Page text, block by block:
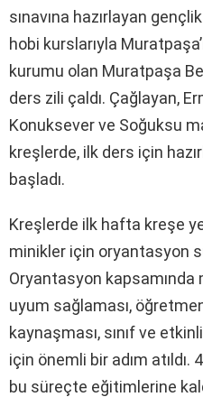
sınavına hazırlayan
hobi kurslarıyla
kurumu olan Muratpaşa
ders zili çaldı. Çağlayan,
Konuksever ve Soğuksu
kreşlerde, ilk ders için
başladı.
Kreşlerde ilk hafta kreşe
minikler için oryantasyon
Oryantasyon kapsamında
uyum sağlaması,
kaynaşması, sınıf ve
için önemli bir adım
bu süreçte eğitimlerine